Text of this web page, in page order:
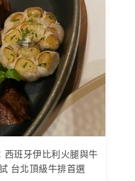
西班牙伊比利火腿與牛
台北頂級牛排首選